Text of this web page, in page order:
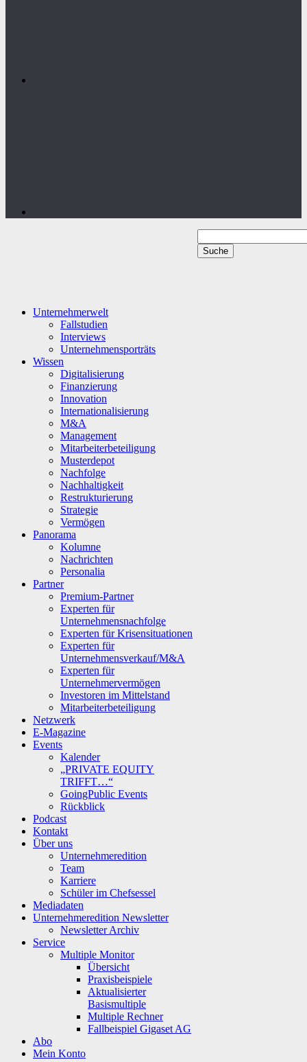
Unternehmerwelt
Fallstudien
Interviews
Unternehmensporträts
Wissen
Digitalisierung
Finanzierung
Innovation
Internationalisierung
M&A
Management
Mitarbeiterbeteiligung
Musterdepot
Nachfolge
Nachhaltigkeit
Restrukturierung
Strategie
Vermögen
Panorama
Kolumne
Nachrichten
Personalia
Partner
Premium-Partner
Experten für
Unternehmensnachfolge
Experten für Krisensituationen
Experten für
Unternehmensverkauf/M&A
Experten für
Unternehmervermögen
Investoren im Mittelstand
Mitarbeiterbeteiligung
Netzwerk
E-Magazine
Events
Kalender
„PRIVATE EQUITY
TRIFFT…“
GoingPublic Events
Rückblick
Podcast
Kontakt
Über uns
Unternehmeredition
Team
Karriere
Schüler im Chefsessel
Mediadaten
Unternehmeredition Newsletter
Newsletter Archiv
Service
Multiple Monitor
Übersicht
Praxisbeispiele
Aktualisierter
Basismultiple
Multiple Rechner
Fallbeispiel Gigaset AG
Abo
Mein Konto